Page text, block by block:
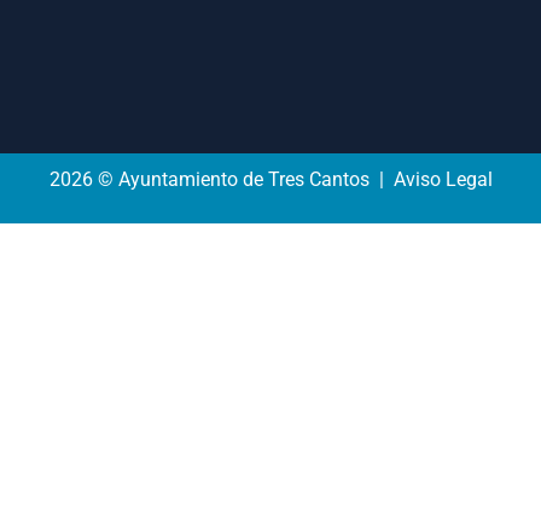
2026 © Ayuntamiento de Tres Cantos | Aviso Legal